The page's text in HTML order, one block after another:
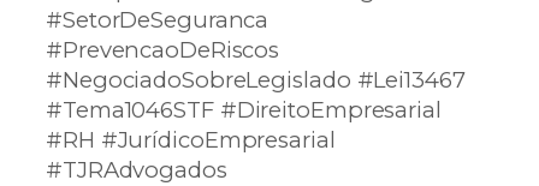
#SetorDeSeguranca
#PrevencaoDeRiscos
#NegociadoSobreLegislado #Lei13467
#Tema1046STF #DireitoEmpresarial
#RH #JurídicoEmpresarial
#TJRAdvogados